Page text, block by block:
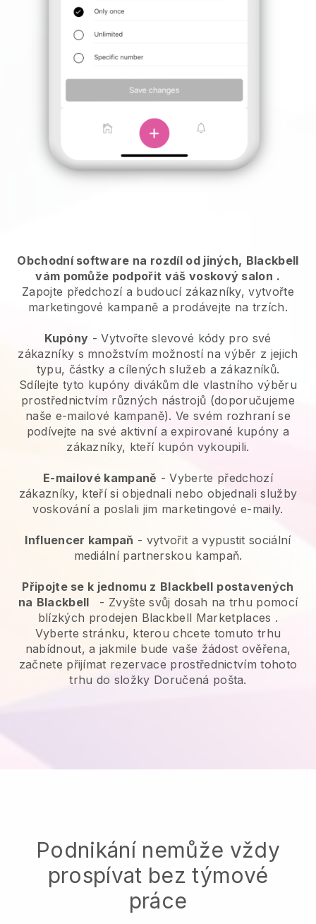
Obchodní software na rozdíl od jiných, Blackbell
vám pomůže podpořit váš voskový salon .
Zapojte předchozí a budoucí zákazníky, vytvořte
marketingové kampaně a prodávejte na trzích.
Kupóny - Vytvořte slevové kódy pro své
zákazníky s množstvím možností na výběr z jejich
typu, částky a cílených služeb a zákazníků.
Sdílejte tyto kupóny divákům dle vlastního výběru
prostřednictvím různých nástrojů (doporučujeme
naše e-mailové kampaně). Ve svém rozhraní se
podívejte na své aktivní a expirované kupóny a
zákazníky, kteří kupón vykoupili.
E-mailové kampaně -Vyberte předchozí
zákazníky, kteří si objednali nebo objednali služby
voskování a poslali jim marketingové e-maily.
Influencer kampaň - vytvořit a vypustit sociální
mediální partnerskou kampaň.
Připojte se k jednomu z Blackbell postavených
na Blackbell - Zvyšte svůj dosah na trhu pomocí
blízkých prodejen Blackbell Marketplaces .
Vyberte stránku, kterou chcete tomuto trhu
nabídnout, a jakmile bude vaše žádost ověřena,
začnete přijímat rezervace prostřednictvím tohoto
trhu do složky Doručená pošta.
Podnikání nemůže vždy
prospívat bez týmové
práce